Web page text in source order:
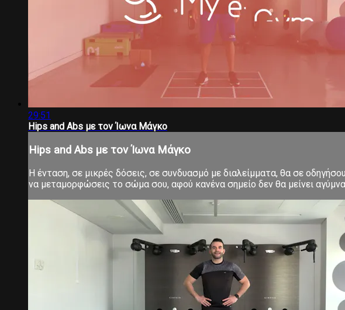
29:51
Hips and Abs με τον Ίωνα Μάγκο
Hips and Abs με τον Ίωνα Μάγκο
Η ένταση, σε μικρές δόσεις, σε συνδυασμό με διαλείμματα, θα σε
να μεταμορφώσεις το σώμα σου, αφού κανένα σημείο δεν θα μείνει